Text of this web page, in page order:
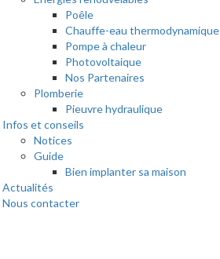
Poêle
Chauffe-eau thermodynamique
Pompe à chaleur
Photovoltaique
Nos Partenaires
Plomberie
Pieuvre hydraulique
Infos et conseils
Notices
Guide
Bien implanter sa maison
Actualités
Nous contacter